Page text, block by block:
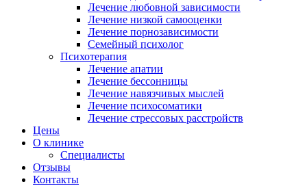
Лечение любовной зависимости
Лечение низкой самооценки
Лечение порнозависимости
Семейный психолог
Психотерапия
Лечение апатии
Лечение бессонницы
Лечение навязчивых мыслей
Лечение психосоматики
Лечение стрессовых расстройств
Цены
О клинике
Специалисты
Отзывы
Контакты